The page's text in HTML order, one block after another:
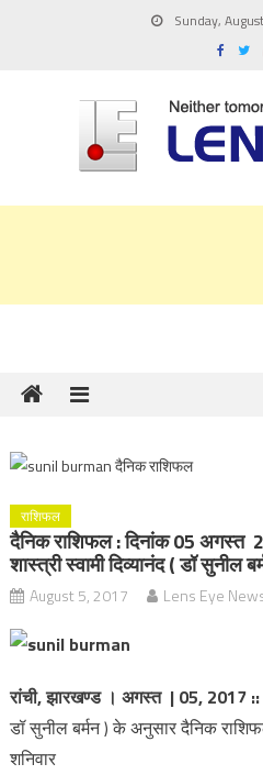
Sunday,
राशिफल
दैनिक राशिफल : दिनांक 05 अगस्त
शास्त्री स्वामी दिव्यानंद ( डॉ सुनील
August 5, 2017 Lens Eye
रांची, झारखण्ड । अगस्त | 05, 2017::
डॉ सुनील बर्मन ) के अनुसार दैनिक
शनिवार